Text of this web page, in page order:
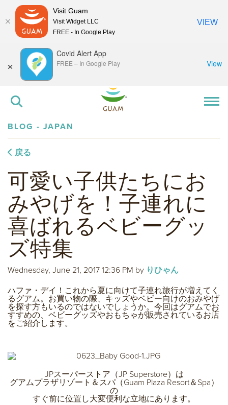
×
Covid Alert App
FREE – In Google Play View
BLOG - JAPAN
戻る
可愛い子供たちにお
みやげを！子連れに
喜ばれるベビーグッ
ズ特集
Wednesday, June 21, 2017 12:36 PM by りひゃん
ハファ・デイ！これから夏に向けて子連れ旅行が増えてく
るグアム。お買い物の際、キッズやベビー向けのおみやげ
を探す方もいるのではないでしょうか。今回はグアムでお
すすめの、ベビーグッズやおもちゃが販売されているお店
をご紹介します。
JPスーパーストア（JP Superstore）は
グアムプラザリゾート＆スパ（Guam Plaza Resort＆Spa）
の
すぐ前に位置し大変便利な立地にあります。
Visit Guam
Visit Widget LLC
FREE - In Google Play
VIEW